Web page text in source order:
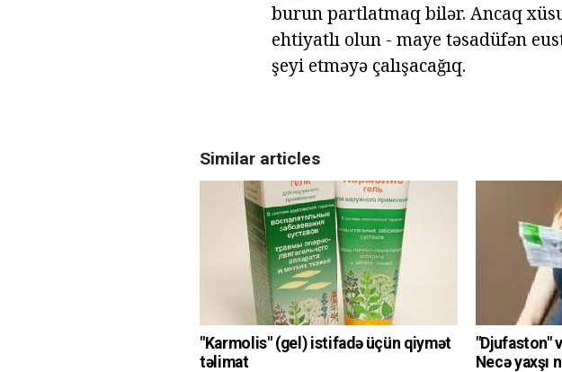
burun partlatmaq bilər. Ancaq
ehtiyatlı olun - maye təsadüfən
şeyi etməyə çalışacağıq.
Similar articles
"Karmolis" (gel) istifadə üçün qiymət
təlimat
"Djufaston"
Necə yaxşı